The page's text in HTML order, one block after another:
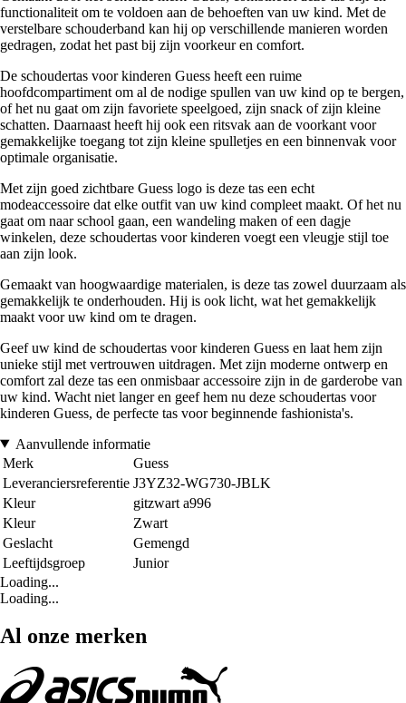
functionaliteit om te voldoen aan de behoeften van uw kind. Met de
verstelbare schouderband kan hij op verschillende manieren worden
gedragen, zodat het past bij zijn voorkeur en comfort.
De schoudertas voor kinderen Guess heeft een ruime
hoofdcompartiment om al de nodige spullen van uw kind op te bergen,
of het nu gaat om zijn favoriete speelgoed, zijn snack of zijn kleine
schatten. Daarnaast heeft hij ook een ritsvak aan de voorkant voor
gemakkelijke toegang tot zijn kleine spulletjes en een binnenvak voor
optimale organisatie.
Met zijn goed zichtbare Guess logo is deze tas een echt
modeaccessoire dat elke outfit van uw kind compleet maakt. Of het nu
gaat om naar school gaan, een wandeling maken of een dagje
winkelen, deze schoudertas voor kinderen voegt een vleugje stijl toe
aan zijn look.
Gemaakt van hoogwaardige materialen, is deze tas zowel duurzaam als
gemakkelijk te onderhouden. Hij is ook licht, wat het gemakkelijk
maakt voor uw kind om te dragen.
Geef uw kind de schoudertas voor kinderen Guess en laat hem zijn
unieke stijl met vertrouwen uitdragen. Met zijn moderne ontwerp en
comfort zal deze tas een onmisbaar accessoire zijn in de garderobe van
uw kind. Wacht niet langer en geef hem nu deze schoudertas voor
kinderen Guess, de perfecte tas voor beginnende fashionista's.
Aanvullende informatie
Merk
Guess
Leveranciersreferentie J3YZ32-WG730-JBLK
Kleur
gitzwart a996
Kleur
Zwart
Geslacht
Gemengd
Leeftijdsgroep
Junior
Loading...
Loading...
Al onze merken